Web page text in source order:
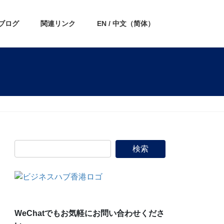
ログ 関連リンク EN / 中文（简体）
WeChatでもお気軽にお問い合わせくださ